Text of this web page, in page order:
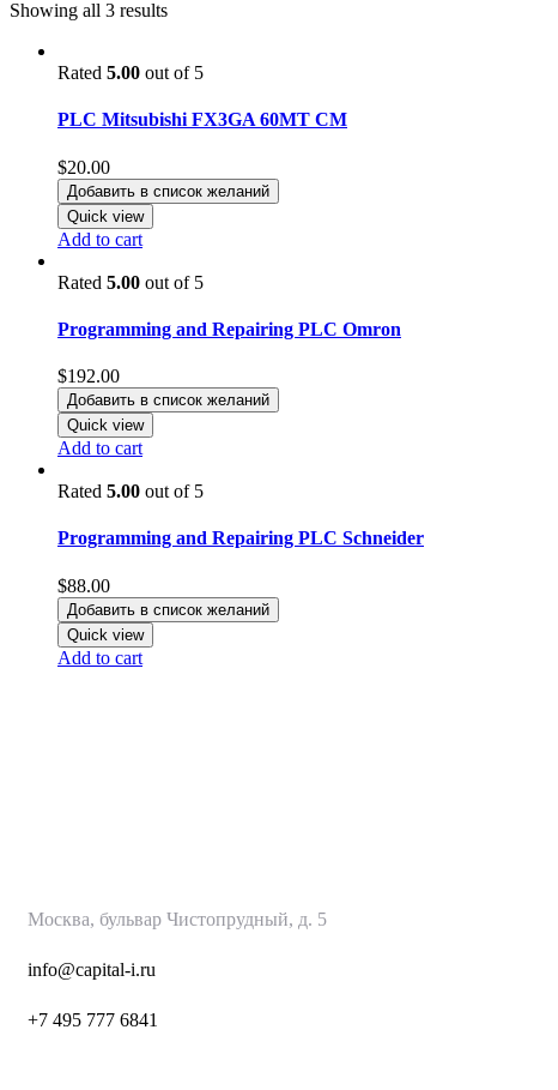
Showing all 3 results
Rated 5.00 out of 5
PLC Mitsubishi FX3GA 60MT CM
$20.00
Добавить в список желаний
Quick view
Add to cart
Rated 5.00 out of 5
Programming and Repairing PLC Omron
$192.00
Добавить в список желаний
Quick view
Add to cart
Rated 5.00 out of 5
Programming and Repairing PLC Schneider
$88.00
Добавить в список желаний
Quick view
Add to cart
Москва, бульвар Чистопрудный, д. 5
info@capital-i.ru
+7 495 777 6841